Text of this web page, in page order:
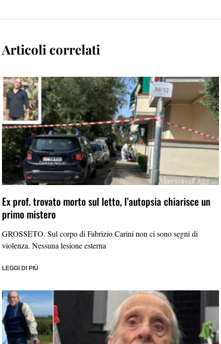
Articoli correlati
Ex prof. trovato morto sul letto, l’autopsia chiarisce un
primo mistero
GROSSETO. Sul corpo di Fabrizio Carini non ci sono segni di
violenza. Nessuna lesione esterna
LEGGI DI PIÙ